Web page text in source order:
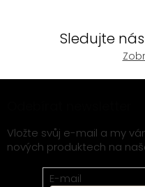
Sledujte
p
a
Vložte svůj e-mail a my
nových produktech na
E-mail